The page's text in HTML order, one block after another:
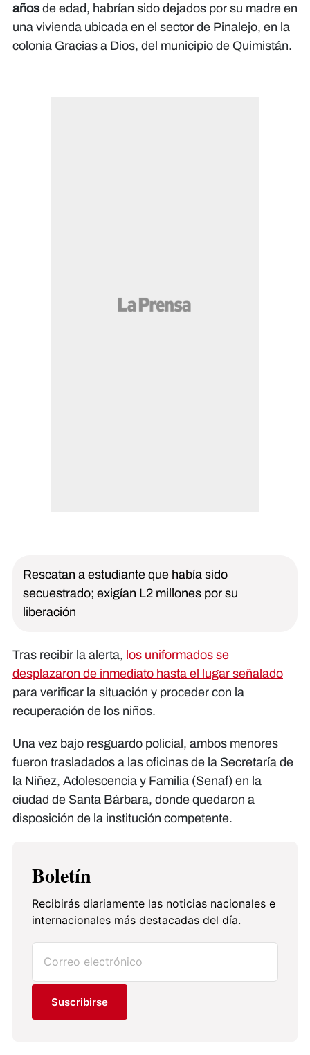
añosde edad, habrían sido dejados por su madre en
una vivienda ubicada en el sector de Pinalejo, en la
colonia Gracias a Dios, del municipio de Quimistán.
Rescatan a estudiante que había sido
secuestrado; exigían L2 millones por su
liberación
Tras recibir la alerta, los uniformados se
desplazaron de inmediato hasta el lugar señalado
para verificar la situación y proceder con la
recuperación de los niños.
Una vez bajo resguardo policial, ambos menores
fueron trasladados a las oficinas de la Secretaría de
la Niñez, Adolescencia y Familia (Senaf) en la
ciudad de Santa Bárbara, donde quedaron a
disposición de la institución competente.
Boletín
Recibirás diariamente las noticias nacionales e
internacionales más destacadas del día.
Suscribirse